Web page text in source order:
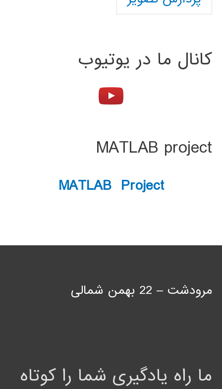
کانال ما در یوتیوب
MATLAB project
MATLAB Project
مرودشت – 22 بهمن شمالی
ما راه یادگیری شما را کوتاه